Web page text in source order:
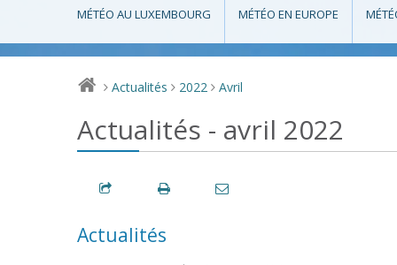
MÉTÉO AU LUXEMBOURG MÉTÉO EN EUROPE
> Actualités > 2022 > Avril
Actualités - avril 2022
Actualités